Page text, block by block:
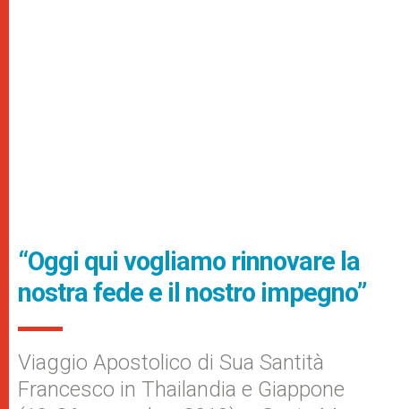
“Oggi qui vogliamo rinnovare la
nostra fede e il nostro impegno”
Viaggio Apostolico di Sua Santità
Francesco in Thailandia e Giappone